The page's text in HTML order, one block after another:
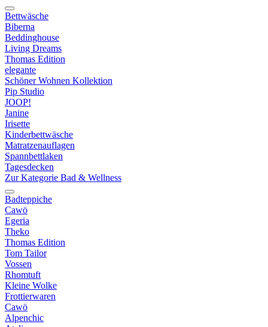
Bettwäsche
Biberna
Beddinghouse
Living Dreams
Thomas Edition
elegante
Schöner Wohnen Kollektion
Pip Studio
JOOP!
Janine
Irisette
Kinderbettwäsche
Matratzenauflagen
Spannbettlaken
Tagesdecken
Zur Kategorie Bad & Wellness
Badteppiche
Cawö
Egeria
Theko
Thomas Edition
Tom Tailor
Vossen
Rhomtuft
Kleine Wolke
Frottierwaren
Cawö
Alpenchic